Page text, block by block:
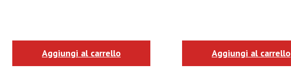
Aggiungi al carrello Aggiungi al carrello